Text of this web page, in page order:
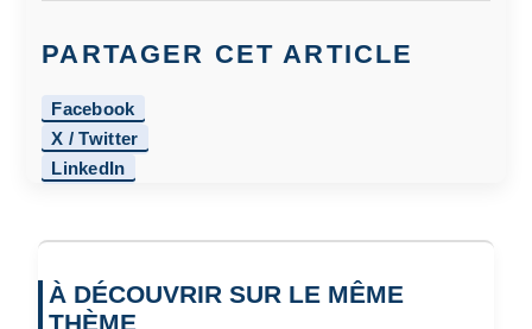
PARTAGER CET ARTICLE
Facebook
X / Twitter
LinkedIn
À DÉCOUVRIR SUR LE MÊME
THÈME